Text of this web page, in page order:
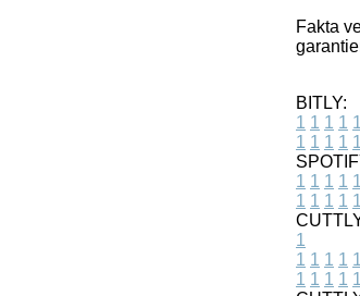
Fakta
BITLY:
1 1 1 1 1
1 1 1 1 1
1 1 1 1 1
1 1 1 1 1
1
1 1 1 1 1
1 1 1 1 1